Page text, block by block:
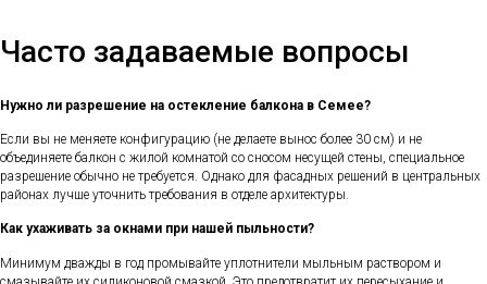
Часто задаваемые вопросы
Нужно ли разрешение на остекление балкона в Семее?
Если вы не меняете конфигурацию (не делаете вынос более 30 см) и не
объединяете балкон с жилой комнатой со сносом несущей стены, специальное
разрешение обычно не требуется. Однако для фасадных решений в центральных
районах лучше уточнить требования в отделе архитектуры.
Как ухаживать за окнами при нашей пыльности?
Минимум дважды в год промывайте уплотнители мыльным раствором и